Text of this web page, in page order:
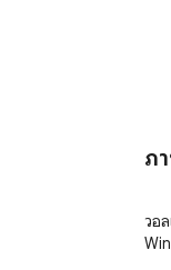
ภ
วอ